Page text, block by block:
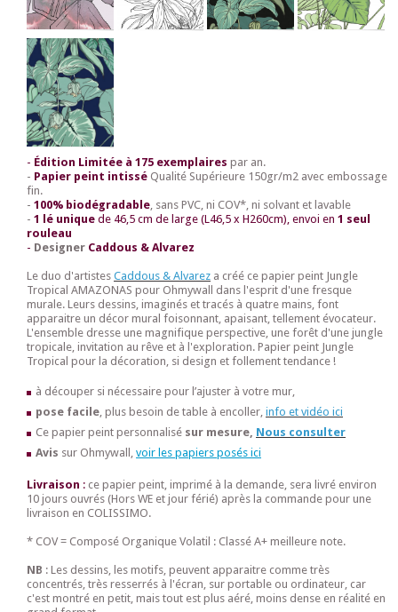
- Édition Limitée à 175 exemplaires par an.
- Papier peint intissé Qualité Supérieure 150gr/m2 avec embossage
fin.
- 100% biodégradable , sans PVC, ni COV*, ni solvant et lavable
- 1 lé unique de 46,5 cm de large (L46,5 x H260cm), envoi en 1 seul
rouleau
- Designer Caddous & Alvarez
Le duo d'artistes Caddous & Alvarez a créé ce papier peint Jungle
Tropical AMAZONAS pour Ohmywall dans l'esprit d'une fresque
murale. Leurs dessins, imaginés et tracés à quatre mains, font
apparaitre un décor mural foisonnant, apaisant, tellement évocateur.
L'ensemble dresse une magnifique perspective, une forêt d'une jungle
tropicale, invitation au rêve et à l'exploration. Papier peint Jungle
Tropical pour la décoration, si design et follement tendance !
à découper si nécessaire pour l’ajuster à votre mur,
pose facile, plus besoin de table à encoller, info et vidéo ici
Ce papier peint personnalisé sur mesure, Nous consulter
Avis sur Ohmywall, voir les papiers posés ici
Livraison : ce papier peint, imprimé à la demande, sera livré environ
10 jours ouvrés (Hors WE et jour férié) après la commande pour une
livraison en COLISSIMO.
* COV = Composé Organique Volatil : Classé A+ meilleure note.
NB : Les dessins, les motifs, peuvent apparaitre comme très
concentrés, très resserrés à l'écran, sur portable ou ordinateur, car
c'est montré en petit, mais tout est plus aéré, moins dense en réalité en